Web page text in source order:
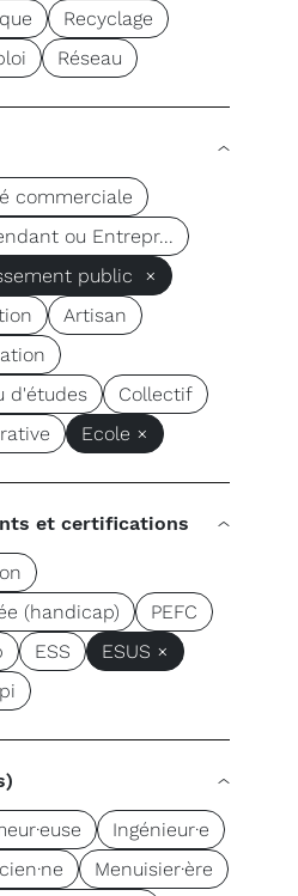
Recyclage
Réseau
commerciale
ou Entrepr...
public ×
Artisan
d'études
Collectif
Ecole ×
et certifications
(handicap)
PEFC
ESS
ESUS ×
Ingénieur·e
Menuisier·ère